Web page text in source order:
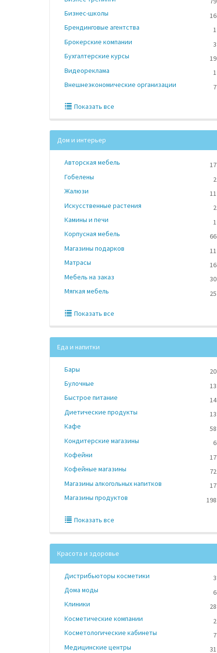
Бизнес-школы
16
Брендинговые агентства
1
Брокерские компании
3
Бухгалтерские курсы
19
Видеореклама
1
Внешнеэкономические организации
7
Показать все
Дом и интерьер
Авторская мебель
17
Гобелены
2
Жалюзи
11
Искусственные растения
2
Камины и печи
1
Корпусная мебель
66
Магазины подарков
11
Матрасы
16
Мебель на заказ
30
Мягкая мебель
25
Показать все
Еда и напитки
Бары
20
Булочные
13
Быстрое питание
14
Диетические продукты
13
Кафе
58
Кондитерские магазины
6
Кофейни
17
Кофейные магазины
72
Магазины алкогольных напитков
17
Магазины продуктов
198
Показать все
Красота и здоровье
Дистрибьюторы косметики
3
Дома моды
6
Клиники
28
Косметические компании
2
Косметологические кабинеты
7
Медицинские центры
31